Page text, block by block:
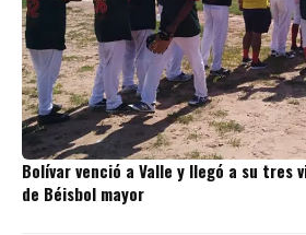
Bolívar venció a Valle y llegó a su tres
de Béisbol mayor